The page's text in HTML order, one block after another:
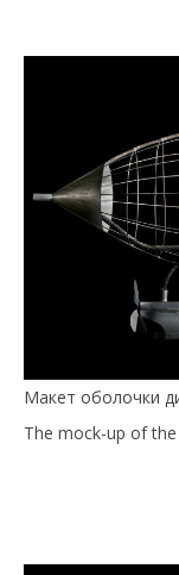
Макет оболочки
The mock-up of the